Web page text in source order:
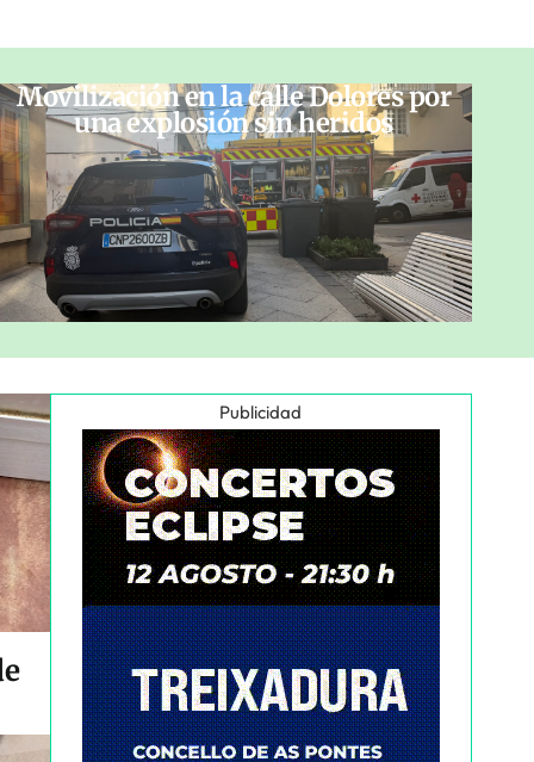
Movilización en la calle Dolores por
una explosión sin heridos
Publicidad